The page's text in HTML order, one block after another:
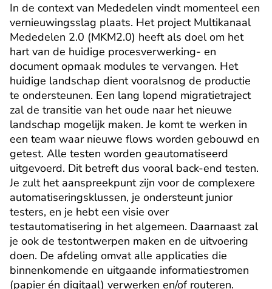
In de context van Mededelen vindt momenteel een
vernieuwingsslag plaats. Het project Multikanaal
Mededelen 2.0 (MKM2.0) heeft als doel om het
hart van de huidige procesverwerking- en
document opmaak modules te vervangen. Het
huidige landschap dient vooralsnog de productie
te ondersteunen. Een lang lopend migratietraject
zal de transitie van het oude naar het nieuwe
landschap mogelijk maken. Je komt te werken in
een team waar nieuwe flows worden gebouwd en
getest. Alle testen worden geautomatiseerd
uitgevoerd. Dit betreft dus vooral back-end testen.
Je zult het aanspreekpunt zijn voor de complexere
automatiseringsklussen, je ondersteunt junior
testers, en je hebt een visie over
testautomatisering in het algemeen. Daarnaast zal
je ook de testontwerpen maken en de uitvoering
doen. De afdeling omvat alle applicaties die
binnenkomende en uitgaande informatiestromen
(papier én digitaal) verwerken en/of routeren.